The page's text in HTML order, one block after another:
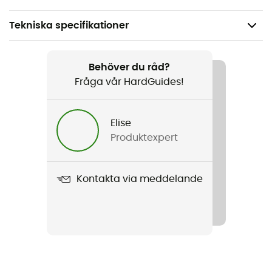
Tekniska specifikationer
Vandring / Vandring / Bergsbestigning
Produktnamn
Behöver du råd?
Fråga vår HardGuides!
Elise
Produktexpert
Kontakta via meddelande